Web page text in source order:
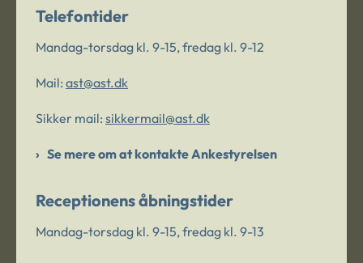
Telefontider
Mandag-torsdag kl. 9-15, fredag kl. 9-12
Mail: ast@ast.dk
Sikker mail: sikkermail@ast.dk
Se mere om at kontakte Ankestyrelsen
Receptionens åbningstider
Mandag-torsdag kl. 9-15, fredag kl. 9-13